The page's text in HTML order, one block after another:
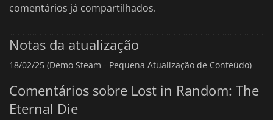
comentários já compartilhados.
Notas da atualização
18/02/25 (Demo Steam - Pequena Atualização de Conteúdo)
Comentários sobre Lost in Random: The
Eternal Die